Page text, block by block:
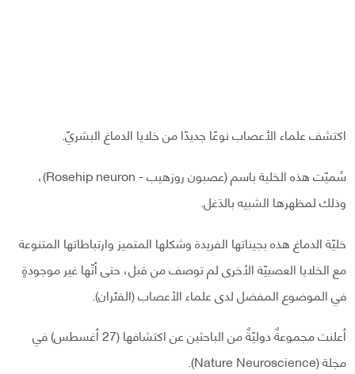
اكتشف علماء الأعصاب نوعًا جديدًا من خلايا الدماغ البشريّ.
سُميّت هذه الخلية باسم (عصبون روزهيب - Rosehip neuron)،
وذلك لمظهرها الشبيه بالدَغل.
خليّة الدماغ هذه بجيناتها الفريدة وشكلها المتميز وارتباطاتها المتنوعة
مع الخلايا العصبيّة الأخرى لم توصف من قبل، حتى أنّها غير موجودةٍ
في الموضوع المفضل لدى علماء الأعصاب (الفئران).
أعلنت مجموعةٌ دوليّةٌ من الباحثين عن اكتشافها (27 أغسطس) في
مجلة (Nature Neuroscience).